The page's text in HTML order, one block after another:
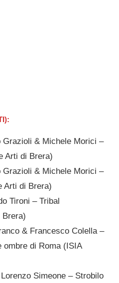
Grazioli & Michele Morici –
Arti di Brera)
Grazioli & Michele Morici –
Arti di Brera)
Tironi – Tribal
Brera)
& Francesco Colella –
ombre di Roma (ISIA
Lorenzo Simeone – Strobilo